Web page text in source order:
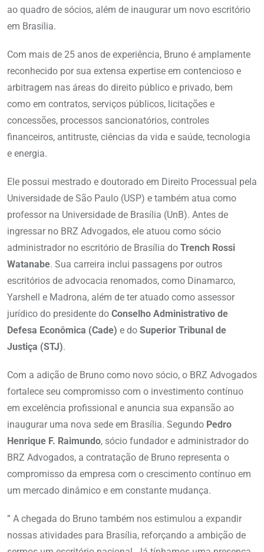
ao quadro de sócios, além de inaugurar um novo escritório
em Brasília.
Com mais de 25 anos de experiência, Bruno é amplamente
reconhecido por sua extensa expertise em contencioso e
arbitragem nas áreas do direito público e privado, bem
como em contratos, serviços públicos, licitações e
concessões, processos sancionatórios, controles
financeiros, antitruste, ciências da vida e saúde, tecnologia
e energia.
Ele possui mestrado e doutorado em Direito Processual pela
Universidade de São Paulo (USP) e também atua como
professor na Universidade de Brasília (UnB). Antes de
ingressar no BRZ Advogados, ele atuou como sócio
administrador no escritório de Brasília do Trench Rossi
Watanabe. Sua carreira inclui passagens por outros
escritórios de advocacia renomados, como Dinamarco,
Yarshell e Madrona, além de ter atuado como assessor
jurídico do presidente do Conselho Administrativo de
Defesa Econômica (Cade) e do Superior Tribunal de
Justiça (STJ).
Com a adição de Bruno como novo sócio, o BRZ Advogados
fortalece seu compromisso com o investimento contínuo
em excelência profissional e anuncia sua expansão ao
inaugurar uma nova sede em Brasília. Segundo Pedro
Henrique F. Raimundo, sócio fundador e administrador do
BRZ Advogados, a contratação de Bruno representa o
compromisso da empresa com o crescimento contínuo em
um mercado dinâmico e em constante mudança.
” A chegada do Bruno também nos estimulou a expandir
nossas atividades para Brasília, reforçando a ambição de